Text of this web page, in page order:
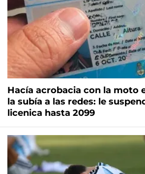
Hacía acrobacia con la moto
la subía a las redes: le
licenica hasta 2099